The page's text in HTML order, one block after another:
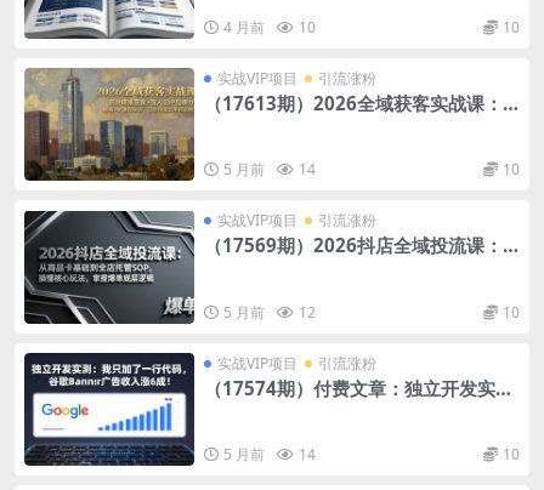
4 月前 10 10
实战VIP项目 引流涨粉
（17613期）2026全域获客实战课：
5 月前 14 10
实战VIP项目 引流涨粉
（17569期）2026抖店全域投流课：
5 月前 12 10
实战VIP项目 引流涨粉
（17574期）付费文章：独立开发实
5 月前 14 10